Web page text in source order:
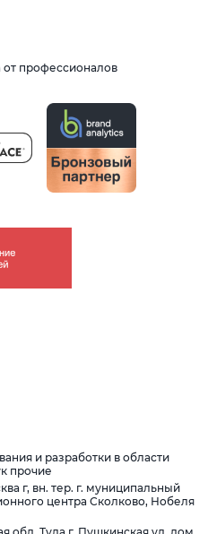
от профессионалов
и разработки в области
прочие
г, вн. тер. г. муниципальный
центра Сколково, Нобеля